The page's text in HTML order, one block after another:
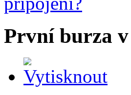
První burza v